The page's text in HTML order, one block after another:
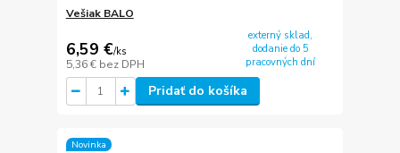
Vešiak BALO
6,59 €/ks
5,36 € bez DPH
externý sklad,
dodanie do 5
pracovných dní
Pridať do košíka
Novinka